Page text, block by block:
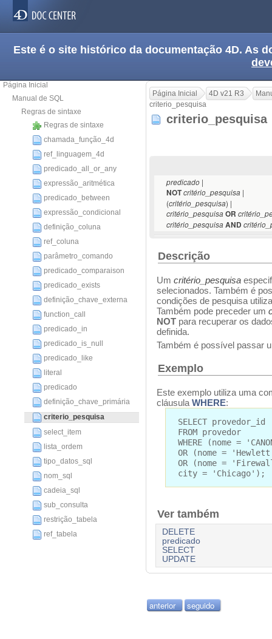
Este é o site histórico da documentação 4D. As
Página Inicial
Manual de SQL
Regras de sintaxe
Regras de sintaxe
chamada_função_4d
ref_linguagem_4d
predicado_all_or_any
expressão_aritmética
predicado_between
expressão_condicional
definição_coluna
ref_coluna
parâmetro_comando
predicado_comparaison
predicado_exists
definição_chave_externa
function_call
predicado_in
predicado_is_null
predicado_like
literal
predicado
definição_chave_primária
criterio_pesquisa
select_item
lista_ordem
tipo_datos_sql
nom_sql
cadeia_sql
sub_consulta
restrição_tabela
ref_tabela
Página Inicial 4D v21 R3
criterio_pesquisa
predicado |
NOTcritério_pesquisa |
(critério_pesquisa) |
critério_pesquisa OR
critério_pesquisa AND
Descrição
Um critério_pesquisa
selecionados. Também é
condições de pesquisa
Também pode preceder um
NOT para recuperar os
definida.
Também é possível passar
Exemplo
Este exemplo utiliza uma
cláusula WHERE:
SELECT provedor_id
FROM provedor
WHERE (nome =
OR (nome =
OR (nome =
city = 'Chicago');
Ver também
DELETE
predicado
SELECT
UPDATE
anterior seguido